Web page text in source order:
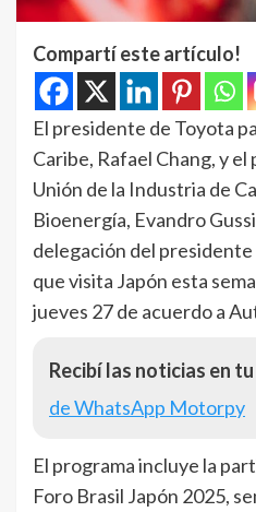
Compartí este artículo!
El presidente de Toyota
Caribe, Rafael Chang, y
Unión de la Industria de
Bioenergía, Evandro
delegación del presidente
que visita Japón esta
jueves 27 de acuerdo a
Recibí las noticias en
de WhatsApp Motorpy
El programa incluye la
Foro Brasil Japón 2025,